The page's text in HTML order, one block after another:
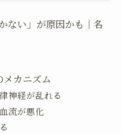
ない」が原因かも｜名
カニズム
神経が乱れる
流が悪化